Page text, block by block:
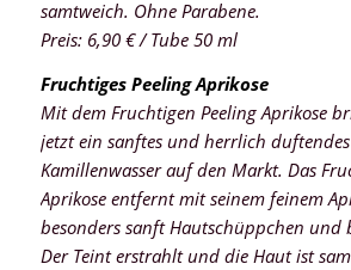
samtweich. Ohne Parabene.
Preis: 6,90 € / Tube 50 ml
Fruchtiges Peeling Aprikose
Mit dem Fruchtigen Peeling Aprikose
jetzt ein sanftes und herrlich
Kamillenwasser auf den Markt. Das
Aprikose entfernt mit seinem feinem
besonders sanft Hautschüppchen und
Der Teint erstrahlt und die Haut ist